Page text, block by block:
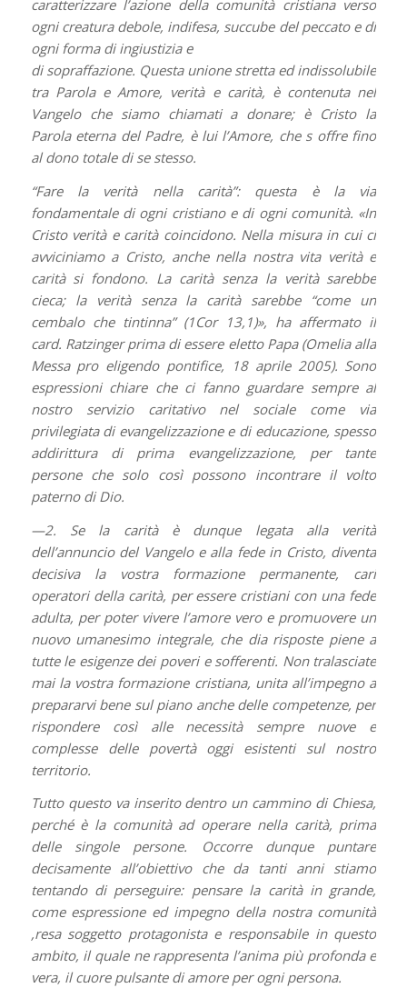
caratterizzare l’azione della comunità cristiana verso
ogni creatura debole, indifesa, succube del peccato e di
ogni forma di ingiustizia e
di sopraffazione. Questa unione stretta ed indissolubile
tra Parola e Amore, verità e carità, è contenuta nel
Vangelo che siamo chiamati a donare; è Cristo la
Parola eterna del Padre, è lui l’Amore, che s offre fino
al dono totale di se stesso.
“Fare la verità nella carità”: questa è la via
fondamentale di ogni cristiano e di ogni comunità. «In
Cristo verità e carità coincidono. Nella misura in cui ci
avviciniamo a Cristo, anche nella nostra vita verità e
carità si fondono. La carità senza la verità sarebbe
cieca; la verità senza la carità sarebbe “come un
cembalo che tintinna” (1Cor 13,1)», ha affermato il
card. Ratzinger prima di essere eletto Papa (Omelia alla
Messa pro eligendo pontifice, 18 aprile 2005). Sono
espressioni chiare che ci fanno guardare sempre al
nostro servizio caritativo nel sociale come via
privilegiata di evangelizzazione e di educazione, spesso
addirittura di prima evangelizzazione, per tante
persone che solo così possono incontrare il volto
paterno di Dio.
—2. Se la carità è dunque legata alla verità
dell’annuncio del Vangelo e alla fede in Cristo, diventa
decisiva la vostra formazione permanente, cari
operatori della carità, per essere cristiani con una fede
adulta, per poter vivere l’amore vero e promuovere un
nuovo umanesimo integrale, che dia risposte piene a
tutte le esigenze dei poveri e sofferenti. Non tralasciate
mai la vostra formazione cristiana, unita all’impegno a
prepararvi bene sul piano anche delle competenze, per
rispondere così alle necessità sempre nuove e
complesse delle povertà oggi esistenti sul nostro
territorio.
Tutto questo va inserito dentro un cammino di Chiesa,
perché è la comunità ad operare nella carità, prima
delle singole persone. Occorre dunque puntare
decisamente all’obiettivo che da tanti anni stiamo
tentando di perseguire: pensare la carità in grande,
come espressione ed impegno della nostra comunità
,resa soggetto protagonista e responsabile in questo
ambito, il quale ne rappresenta l’anima più profonda e
vera, il cuore pulsante di amore per ogni persona.